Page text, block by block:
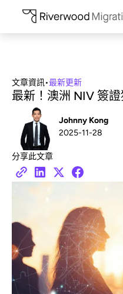
文章資訊•最新更新
最新！澳洲 NIV 簽證
Johnny Kong
2025-11-28
分享此文章